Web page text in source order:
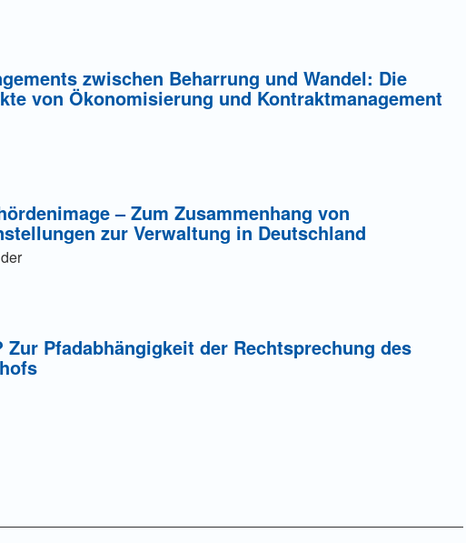
zwischen Beharrung und Wandel: Die
von Ökonomisierung und Kontraktmanagement
– Zum Zusammenhang von
zur Verwaltung in Deutschland
Zur Pfadabhängigkeit der Rechtsprechung des